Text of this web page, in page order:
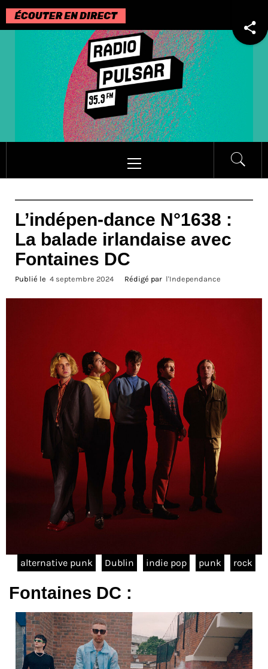
Passer
au
contenu
principal
L’indépen-dance N°1638 :
La balade irlandaise avec
Fontaines DC
Publié le 4 septembre 2024 Rédigé par l'Independance
alternative punk Dublin indie pop punk rock
Fontaines DC :